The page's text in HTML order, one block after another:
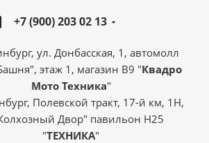
+7 (900) 203 02 13
ул. Донбасская, 1, автомолл
этаж 1, магазин В9 "Квадро
Мото Техника"
Полевской тракт, 17-й км, 1Н,
Двор" павильон Н25
"ТЕХНИКА"